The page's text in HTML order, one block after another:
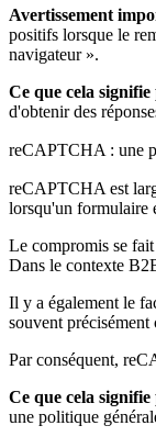
Avertissement
positifs lorsque le
navigateur ».
Ce que cela
d'obtenir des
reCAPTCHA : une
reCAPTCHA est
lorsqu'un formulaire
Le compromis se
Dans le contexte
Il y a également le
souvent
Par conséquent,
Ce que cela
une politique